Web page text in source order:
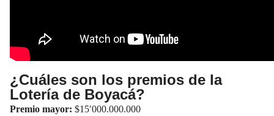
¿Cuáles son los premios de la
Lotería de Boyacá?
Premio mayor: $15′000.000.000